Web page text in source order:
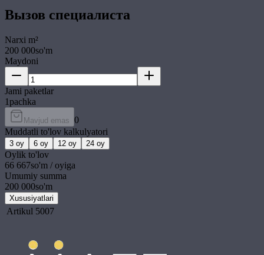
Вызов специалиста
Narxi m²
200 000so'm
Maydoni
Jami paketlar
1pachka
Mavjud emas 0
Muddatli to'lov kalkulyatori
3 oy 6 oy 12 oy 24 oy
Oylik to'lov
66 667so'm / oyiga
Umumiy summa
200 000so'm
Xususiyatlari
Artikul 5007